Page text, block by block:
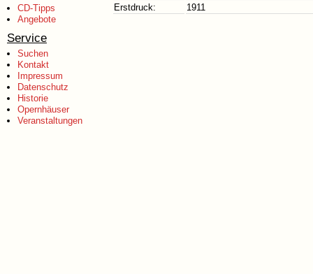
CD-Tipps
Angebote
Service
Suchen
Kontakt
Impressum
Datenschutz
Historie
Opernhäuser
Veranstaltungen
Erstdruck:
1911